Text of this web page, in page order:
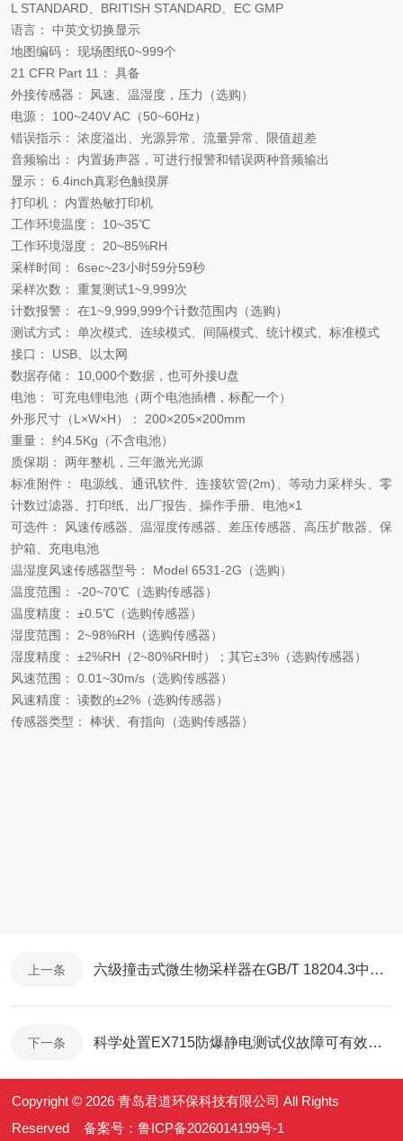
L STANDARD、BRITISH STANDARD、EC GMP
语言： 中英文切换显示
地图编码： 现场图纸0~999个
21 CFR Part 11： 具备
外接传感器： 风速、温湿度，压力（选购）
电源： 100~240V AC（50~60Hz）
错误指示： 浓度溢出、光源异常、流量异常、限值超差
音频输出： 内置扬声器，可进行报警和错误两种音频输出
显示： 6.4inch真彩色触摸屏
打印机： 内置热敏打印机
工作环境温度： 10~35℃
工作环境湿度： 20~85%RH
采样时间： 6sec~23小时59分59秒
采样次数： 重复测试1~9,999次
计数报警： 在1~9,999,999个计数范围内（选购）
测试方式： 单次模式、连续模式、间隔模式、统计模式、标准模式
接口： USB、以太网
数据存储： 10,000个数据，也可外接U盘
电池： 可充电锂电池（两个电池插槽，标配一个）
外形尺寸（L×W×H）： 200×205×200mm
重量： 约4.5Kg（不含电池）
质保期： 两年整机，三年激光光源
标准附件： 电源线、通讯软件、连接软管(2m)、等动力采样头、零
计数过滤器、打印纸、出厂报告、操作手册、电池×1
可选件： 风速传感器、温湿度传感器、差压传感器、高压扩散器、保
护箱、充电电池
温湿度风速传感器型号： Model 6531-2G（选购）
温度范围： -20~70℃（选购传感器）
温度精度： ±0.5℃（选购传感器）
湿度范围： 2~98%RH（选购传感器）
湿度精度： ±2%RH（2~80%RH时）；其它±3%（选购传感器）
风速范围： 0.01~30m/s（选购传感器）
风速精度： 读数的±2%（选购传感器）
传感器类型： 棒状、有指向（选购传感器）
上一条 六级撞击式微生物采样器在GB/T 18204.3中的技术适配性分析
下一条 科学处置EX715防爆静电测试仪故障可有效保障检测工作正常开展
Copyright © 2026 青岛君道环保科技有限公司 All Rights
Reserved 备案号：鲁ICP备2026014199号-1